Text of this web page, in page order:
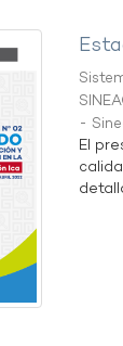
-
El